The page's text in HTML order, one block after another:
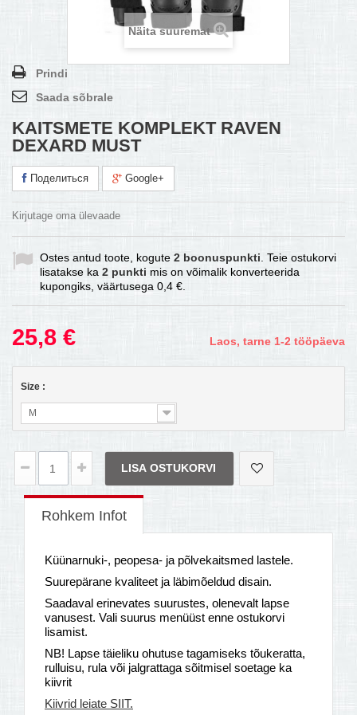
Näita suuremat
Prindi
Saada sõbrale
KAITSMETE KOMPLEKT RAVEN
DEXARD MUST
Поделиться Google+
Kirjutage oma ülevaade
Ostes antud toote, kogute 2 boonuspunkti . Teie ostukorvi
lisatakse ka 2 punkti mis on võimalik konverteerida
kupongiks, väärtusega 0,4 €
25,8 € Laos, tarne 1-2 tööpäeva
Size :
M
LISA OSTUKORVI
Rohkem Infot
Küünarnuki-, peopesa- ja põlvekaitsmed lastele.
Suurepärane kvaliteet ja läbimõeldud disain.
Saadaval erinevates suurustes, olenevalt lapse
vanusest. Vali suurus menüüst enne ostukorvi
lisamist.
NB! Lapse täieliku ohutuse tagamiseks tõukeratta,
rulluisu, rula või jalgrattaga sõitmisel soetage ka
kiivrit
Kiivrid leiate SIIT.